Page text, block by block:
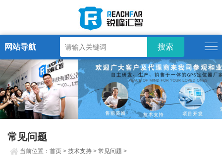
网站导航
常见问题
当前位置：首页 >技术支持 >常见问题 >